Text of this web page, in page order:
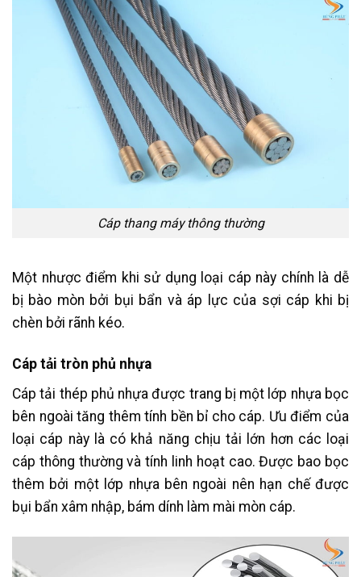
Cáp thang máy thông thường
Một nhược điểm khi sử dụng loại cáp này chính là dễ
bị bào mòn bởi bụi bẩn và áp lực của sợi cáp khi bị
chèn bởi rãnh kéo.
Cáp tải tròn phủ nhựa
Cáp tải thép phủ nhựa được trang bị một lớp nhựa bọc
bên ngoài tăng thêm tính bền bỉ cho cáp. Ưu điểm của
loại cáp này là có khả năng chịu tải lớn hơn các loại
cáp thông thường và tính linh hoạt cao. Được bao bọc
thêm bởi một lớp nhựa bên ngoài nên hạn chế được
bụi bẩn xâm nhập, bám dính làm mài mòn cáp.